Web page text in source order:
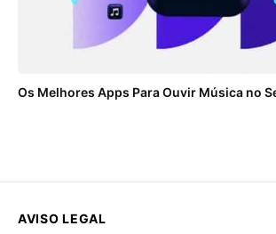
Os Melhores Apps Para Ouvir Música no
AVISO LEGAL